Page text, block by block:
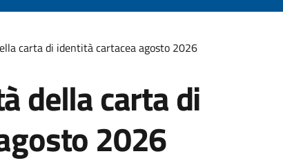
carta di identità cartacea agosto 2026
della carta di
2026